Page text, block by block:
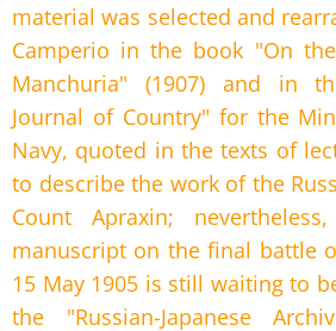
material was selected and
Camperio in the book "On
Manchuria" (1907) and in
Journal of Country" for the
Navy, quoted in the texts of
to describe the work of the
Count Apraxin;
manuscript on the final battle
15 May 1905 is still waiting to
the "Russian-Japanese